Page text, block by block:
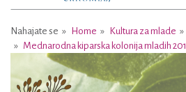
Nahajate se Home Kultura za mlade
Mednarodna kiparska kolonija mladih
Previous